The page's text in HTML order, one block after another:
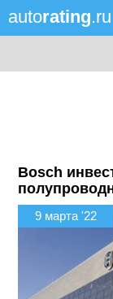
autorating.ru
Bosch
9 марта '22